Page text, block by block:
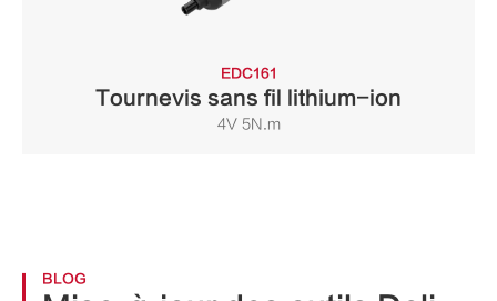
EDC161
Tournevis sans fil lithium-ion
4V 5N.m
BLOG